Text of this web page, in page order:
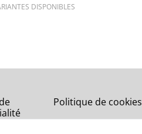
DISPONIBLES
Politique de cookies